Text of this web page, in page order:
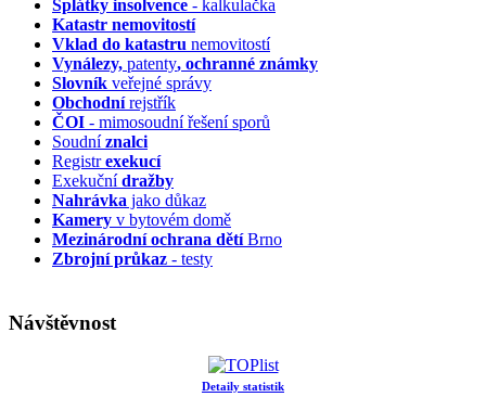
Splátky insolvence - kalkulačka
Katastr nemovitostí
Vklad do katastru nemovitostí
Vynálezy, patenty, ochranné známky
Slovník veřejné správy
Obchodnírejstřík
ČOI - mimosoudní řešení sporů
Soudníznalci
Registrexekucí
Exekučnídražby
Nahrávka jako důkaz
Kamery v bytovém domě
Mezinárodní ochrana dětíBrno
Zbrojní průkaz - testy
Návštěvnost
Detaily statistik